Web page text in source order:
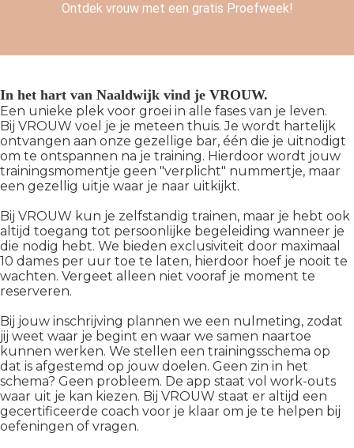
Ontdek vrouw met een gratis Proefweek!
In het hart van Naaldwijk vind je VROUW.
Een unieke plek voor groei in alle fases van je leven.
Bij VROUW voel je je meteen thuis. Je wordt hartelijk
ontvangen aan onze gezellige bar, één die je uitnodigt
om te ontspannen na je training. Hierdoor wordt jouw
trainingsmomentje geen "verplicht" nummertje, maar
een gezellig uitje waar je naar uitkijkt.
Bij VROUW kun je zelfstandig trainen, maar je hebt ook
altijd toegang tot persoonlijke begeleiding wanneer je
die nodig hebt. We bieden exclusiviteit door maximaal
10 dames per uur toe te laten, hierdoor hoef je nooit te
wachten. Vergeet alleen niet vooraf je moment te
reserveren.
Bij jouw inschrijving plannen we een nulmeting, zodat
jij weet waar je begint en waar we samen naartoe
kunnen werken. We stellen een trainingsschema op
dat is afgestemd op jouw doelen. Geen zin in het
schema? Geen probleem. De app staat vol work-outs
waar uit je kan kiezen. Bij VROUW staat er altijd een
gecertificeerde coach voor je klaar om je te helpen bij
oefeningen of vragen.